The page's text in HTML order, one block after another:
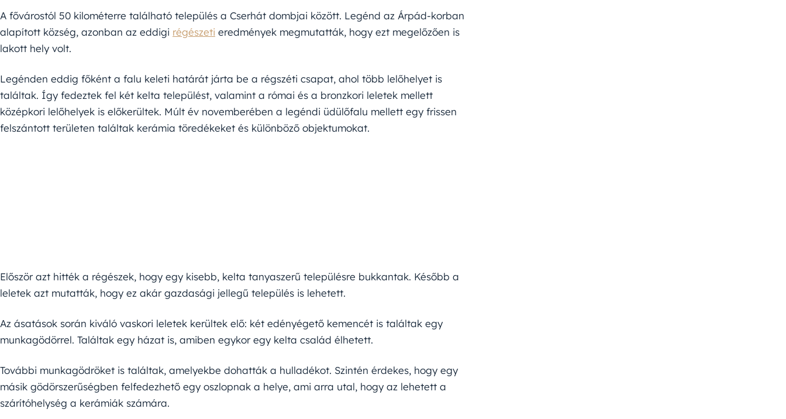
A fővárostól 50 kilométerre található település a Cserhát dombjai között. Legénd az Árpád-korban
alapított község, azonban az eddigi régészeti eredmények megmutatták, hogy ezt megelőzően is
lakott hely volt.
Legénden eddig főként a falu keleti határát járta be a régszéti csapat, ahol több lelőhelyet is
találtak. Így fedeztek fel két kelta települést, valamint a római és a bronzkori leletek mellett
középkori lelőhelyek is előkerültek. Múlt év novemberében a legéndi üdülőfalu mellett egy frissen
felszántott területen találtak kerámia töredékeket és különböző objektumokat.
Először azt hitték a régészek, hogy egy kisebb, kelta tanyaszerű településre bukkantak. Később a
leletek azt mutatták, hogy ez akár gazdasági jellegű település is lehetett.
Az ásatások során kiváló vaskori leletek kerültek elő: két edényégető kemencét is találtak egy
munkagödörrel. Találtak egy házat is, amiben egykor egy kelta család élhetett.
További munkagödröket is találtak, amelyekbe dohatták a hulladékot. Szintén érdekes, hogy egy
másik gödörszerűségben felfedezhető egy oszlopnak a helye, ami arra utal, hogy az lehetett a
szárítóhelység a kerámiák számára.